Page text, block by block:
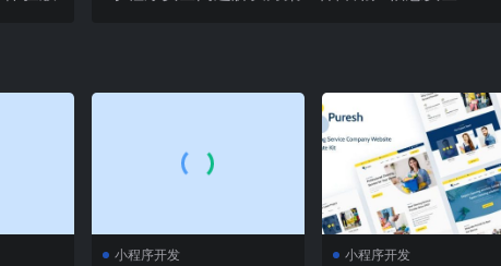
小程序开发 小程序开发